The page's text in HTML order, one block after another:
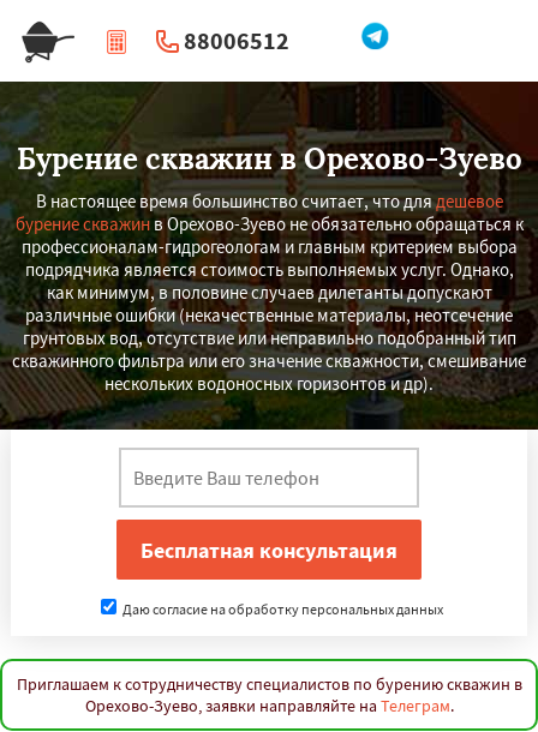
88006512
| Перезвоните мне
Бурение скважин в Орехово-Зуево
В настоящее время большинство считает, что длядешевое
бурение скважинв Орехово-Зуево не обязательно обращаться к
профессионалам-гидрогеологам и главным критерием выбора
подрядчика является стоимость выполняемых услуг. Однако,
как минимум, в половине случаев дилетанты допускают
различные ошибки (некачественные материалы, неотсечение
грунтовых вод, отсутствие или неправильно подобранный тип
скважинного фильтра или его значение скважности, смешивание
нескольких водоносных горизонтов и др).
Даю согласие на обработку персональных данных
Приглашаем к сотрудничеству специалистов по бурению скважин в
Орехово-Зуево, заявки направляйте на Телеграм.